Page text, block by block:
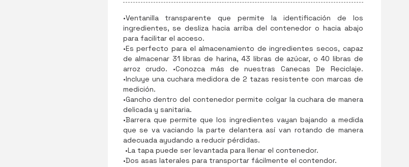
•Ventanilla transparente que permite la identificación de los
ingredientes, se desliza hacia arriba del contenedor o hacia abajo
para facilitar el acceso.
•Es perfecto para el almacenamiento de ingredientes secos, capaz
de almacenar 31 libras de harina, 43 libras de azúcar, o 40 libras de
arroz crudo. •Conozca más de nuestras Canecas De Reciclaje.
•Incluye una cuchara medidora de 2 tazas resistente con marcas de
medición.
•Gancho dentro del contenedor permite colgar la cuchara de manera
delicada y sanitaria.
•Barrera que permite que los ingredientes vayan bajando a medida
que se va vaciando la parte delantera así van rotando de manera
adecuada ayudando a reducir pérdidas.
•La tapa puede ser levantada para llenar el contenedor.
•Dos asas laterales para transportar fácilmente el contendor.